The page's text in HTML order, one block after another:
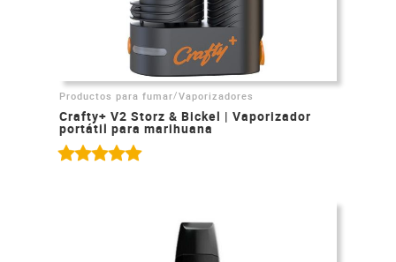
Productos para fumar/Vaporizadores
Crafty+ V2 Storz & Bickel | Vaporizador
portátil para marihuana